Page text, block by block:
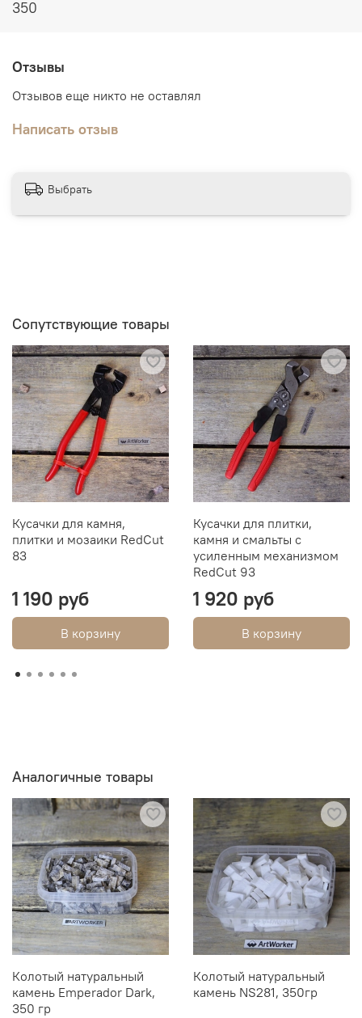
350
Отзывы
Отзывов еще никто не оставлял
Написать отзыв
Выбрать
Сопутствующие товары
Кусачки для камня,
плитки и мозаики RedCut
83
1 190 руб
В корзину
Кусачки для плитки,
камня и смальты с
усиленным механизмом
RedCut 93
1 920 руб
В корзину
Аналогичные товары
Колотый натуральный
камень Emperador Dark,
350 гр
Колотый натуральный
камень NS281, 350гр